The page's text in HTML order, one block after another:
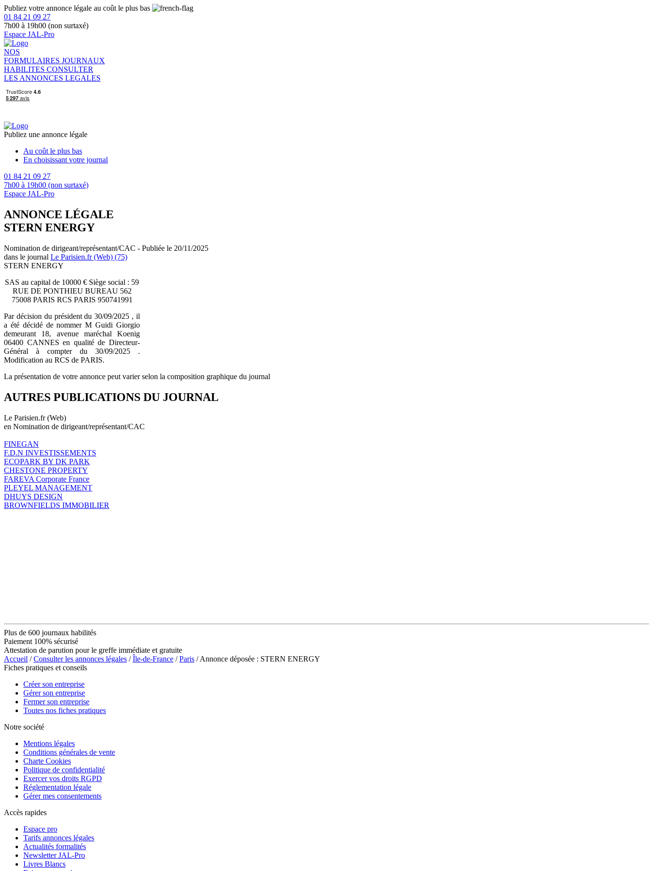
Publiez votre annonce légale au coût le plus bas
01 84 21 09 27
7h00 à 19h00 (non surtaxé)
Espace JAL-Pro
NOS
FORMULAIRES JOURNAUX
HABILITES CONSULTER
LES ANNONCES LEGALES
Publiez une annonce légale
Au coût le plus bas
En choisissant votre journal
01 84 21 09 27
7h00 à 19h00 (non surtaxé)
Espace JAL-Pro
ANNONCE LÉGALE
STERN ENERGY
Nomination de dirigeant/représentant/CAC - Publiée le 20/11/2025
dans le journal Le Parisien.fr (Web) (75)
STERN ENERGY
SAS au capital de 10000 € Siège social : 59
RUE DE PONTHIEU BUREAU 562
75008 PARIS RCS PARIS 950741991
Par décision du président du 30/09/2025 , il
a été décidé de nommer M Guidi Giorgio
demeurant 18, avenue maréchal Koenig
06400 CANNES en qualité de Directeur-
Général à compter du 30/09/2025 .
Modification au RCS de PARIS.
La présentation de votre annonce peut varier selon la composition graphique du journal
AUTRES PUBLICATIONS DU JOURNAL
Le Parisien.fr (Web)
en Nomination de dirigeant/représentant/CAC
FINEGAN
F.D.N INVESTISSEMENTS
ECOPARK BY DK PARK
CHESTONE PROPERTY
FAREVA Corporate France
PLEYEL MANAGEMENT
DHUYS DESIGN
BROWNFIELDS IMMOBILIER
Plus de 600 journaux habilités
Paiement 100% sécurisé
Attestation de parution pour le greffe immédiate et gratuite
Accueil /Consulter les annonces légales /Île-de-France /Paris / Annonce déposée : STERN ENERGY
Fiches pratiques et conseils
Créer son entreprise
Gérer son entreprise
Fermer son entreprise
Toutes nos fiches pratiques
Notre société
Mentions légales
Conditions générales de vente
Charte Cookies
Politique de confidentialité
Exercer vos droits RGPD
Réglementation légale
Gérer mes consentements
Accès rapides
Espace pro
Tarifs annonces légales
Actualités formalités
Newsletter JAL-Pro
Livres Blancs